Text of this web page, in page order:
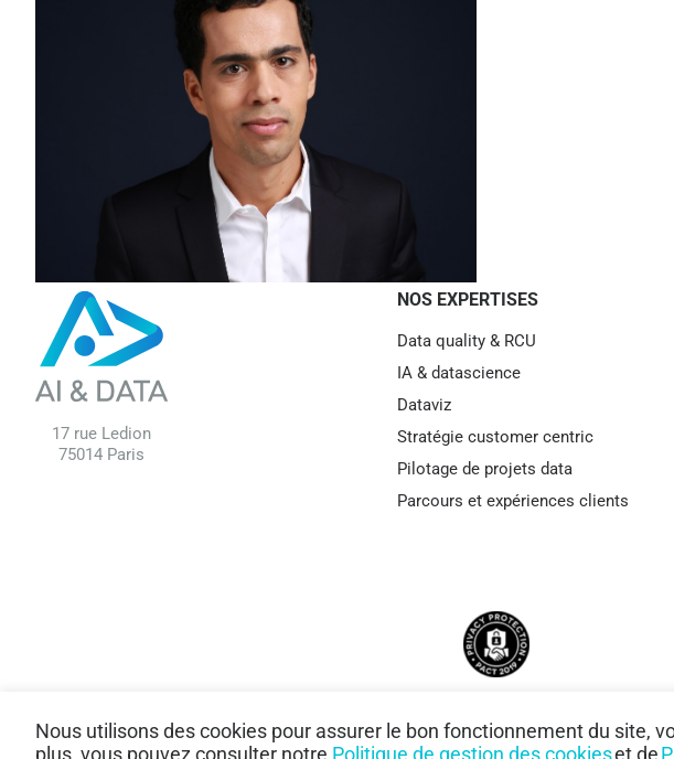
17 rue Ledion
75014 Paris
NOS EXPERTISES
Data quality & RCU
IA & datascience
Dataviz
Stratégie customer centric
Pilotage de projets data
Parcours et expériences clients
Nous utilisons des cookies pour assurer le bon fonctionnement du site,
plus, vous pouvez consulter notre Politique de gestion des cookieset de